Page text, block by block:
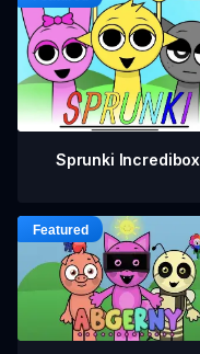
Sprunki Incredibox